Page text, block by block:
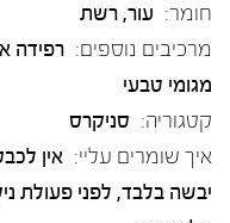
חומר: עור, רשת
מרכיבים נוספים: רפידה
מגומי טבעי
קטגוריה: סניקרס
איך שומרים עליי: אין
יבשה בלבד, לפני פעולת